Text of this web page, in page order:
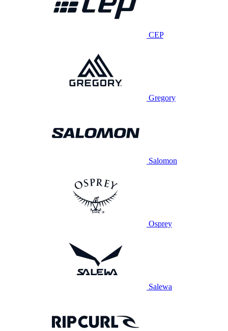
CEP
Gregory
Salomon
Osprey
Salewa